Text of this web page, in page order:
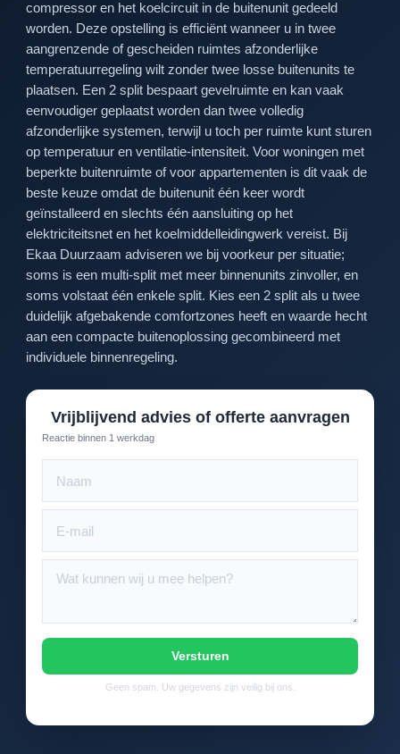
compressor en het koelcircuit in de buitenunit gedeeld
worden. Deze opstelling is efficiënt wanneer u in twee
aangrenzende of gescheiden ruimtes afzonderlijke
temperatuurregeling wilt zonder twee losse buitenunits te
plaatsen. Een 2 split bespaart gevelruimte en kan vaak
eenvoudiger geplaatst worden dan twee volledig
afzonderlijke systemen, terwijl u toch per ruimte kunt sturen
op temperatuur en ventilatie-intensiteit. Voor woningen met
beperkte buitenruimte of voor appartementen is dit vaak de
beste keuze omdat de buitenunit één keer wordt
geïnstalleerd en slechts één aansluiting op het
elektriciteitsnet en het koelmiddelleidingwerk vereist. Bij
Ekaa Duurzaam adviseren we bij voorkeur per situatie;
soms is een multi-split met meer binnenunits zinvoller, en
soms volstaat één enkele split. Kies een 2 split als u twee
duidelijk afgebakende comfortzones heeft en waarde hecht
aan een compacte buitenoplossing gecombineerd met
individuele binnenregeling.
Vrijblijvend advies of offerte aanvragen
Reactie binnen 1 werkdag
Versturen
Geen spam. Uw gegevens zijn veilig bij ons.